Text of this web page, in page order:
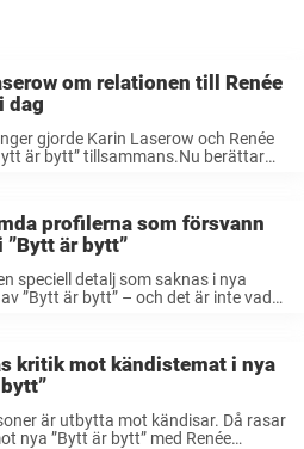
om relationen till Renée
dag
gjorde Karin Laserow och Renée
är bytt” tillsammans.Nu berättar
profilerna som försvann
”Bytt är bytt”
speciell detalj som saknas i nya
”Bytt är bytt” – och det är inte vad
kritik mot kändistemat i nya
är utbytta mot kändisar. Då rasar
nya ”Bytt är bytt” med Renée